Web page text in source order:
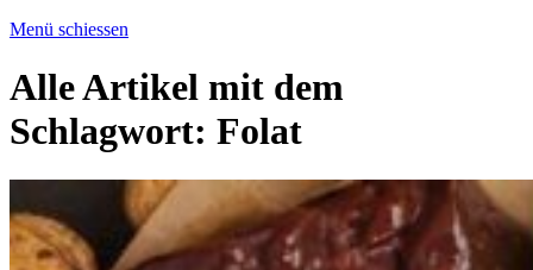
Menü schiessen
Alle Artikel mit dem
Schlagwort: Folat